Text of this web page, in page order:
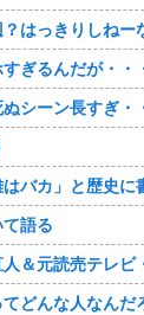
ぎるんだが・・
シーン長すぎ・
語る
どんな人なん